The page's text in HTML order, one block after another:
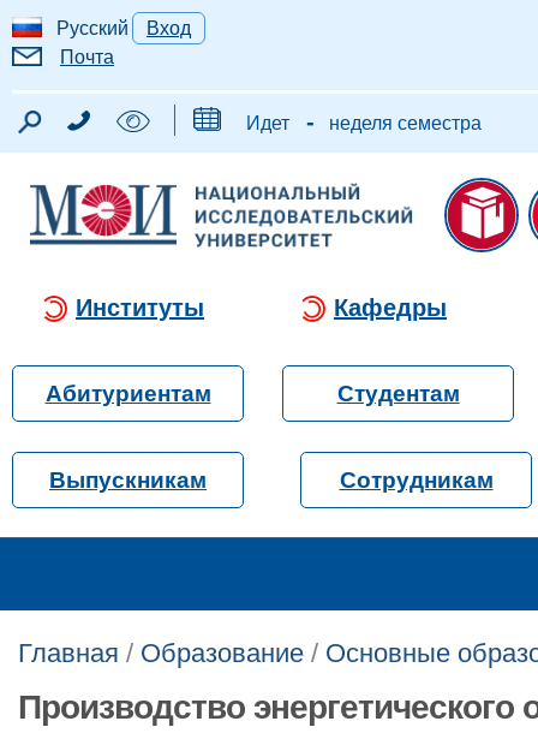
Русский
Вход
Почта
Идет - неделя семестра
Институты Кафедры
Абитуриентам Студентам
Выпускникам Сотрудникам
Главная / Образование / Основные
Производство энергетического